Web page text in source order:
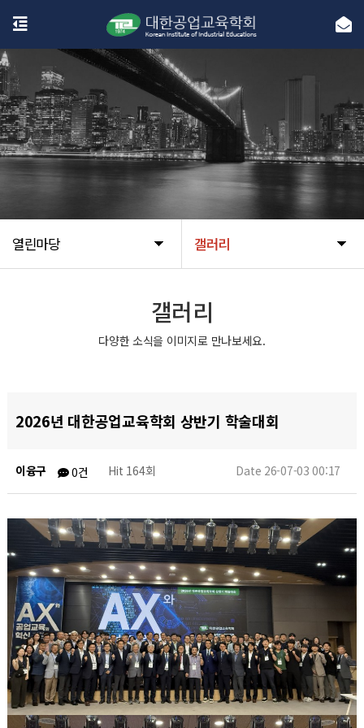
열린마당 갤러리
갤러리
다양한 소식을 이미지로 만나보세요.
2026년 대한공업교육학회 상반기 학술대회
이융구 0건 Hit 164회 Date 26-07-03 00:17